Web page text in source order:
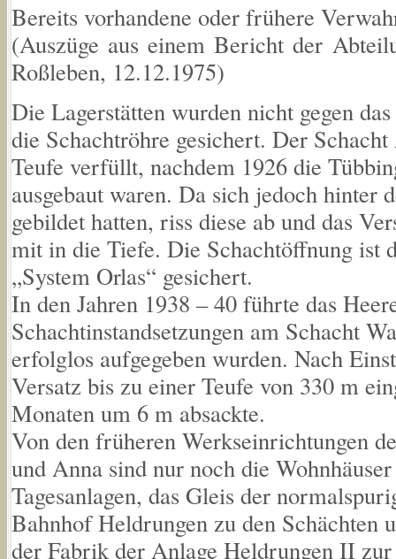
Bereits vorhandene oder frühere
(Auszüge aus einem Bericht der
Roßleben, 12.12.1975)
Die Lagerstätten wurden nicht gegen
die Schachtröhre gesichert. Der
Teufe verfüllt, nachdem 1926 die
ausgebaut waren. Da sich jedoch hinter
gebildet hatten, riss diese ab und das
mit in die Tiefe. Die Schachtöffnung ist
„System Orlas“ gesichert.
In den Jahren 1938 – 40 führte das
Schachtinstandsetzungen am Schacht
erfolglos aufgegeben wurden. Nach
Versatz bis zu einer Teufe von 330 m
Monaten um 6 m absackte.
Von den früheren Werkseinrichtungen
und Anna sind nur noch die
Tagesanlagen, das Gleis der
Bahnhof Heldrungen zu den Schächten
der Fabrik der Anlage Heldrungen II